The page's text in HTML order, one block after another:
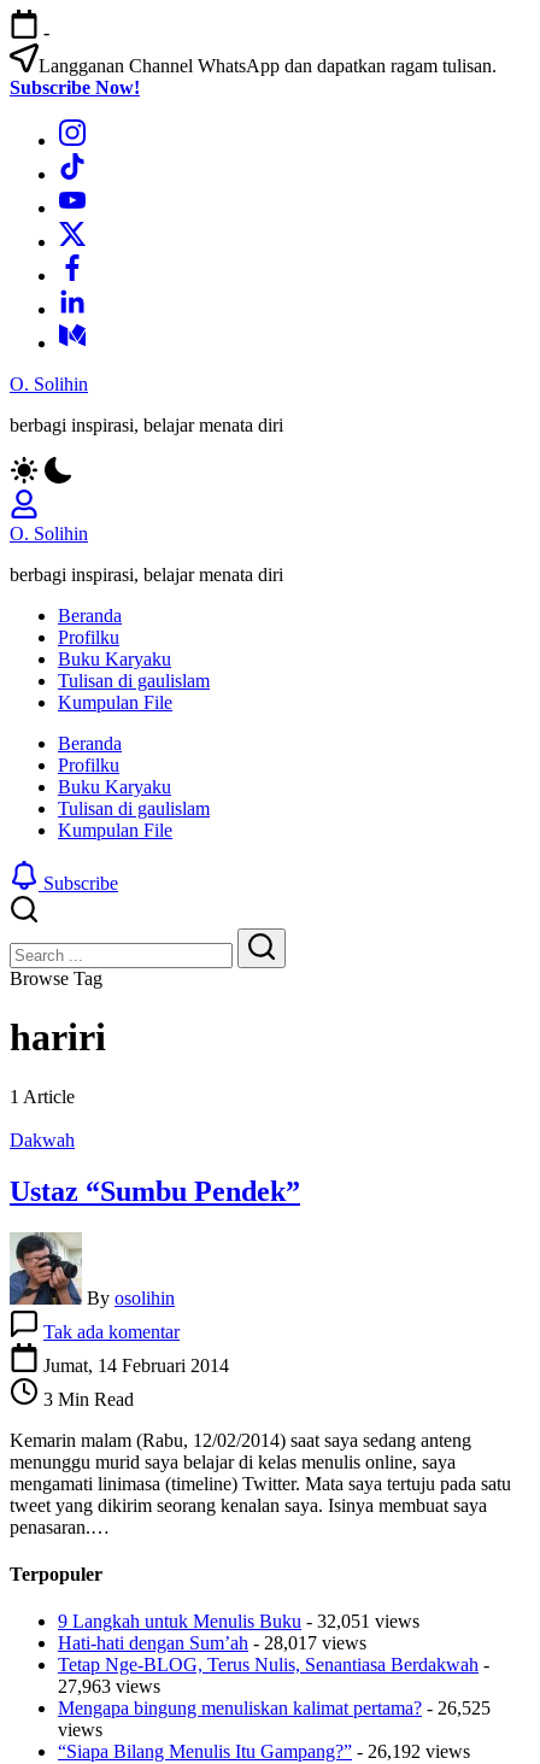
Skip
to
content
-
Langganan Channel WhatsApp dan dapatkan ragam tulisan.
Subscribe Now!
Bagian
Menu
Bagian
Menu
Bagian
Bagian
Menu
Bagian
Menu
Bagian
Menu
Bagian
Menu
O. Solihin
berbagi inspirasi, belajar menata diri
O. Solihin
berbagi inspirasi, belajar menata diri
Beranda
Profilku
Buku Karyaku
Tulisan di gaulislam
Kumpulan File
Beranda
Profilku
Buku Karyaku
Tulisan di gaulislam
Kumpulan File
Subscribe
Search
Search
Browse Tag
hariri
1 Article
Dakwah
Ustaz “Sumbu Pendek”
By osolihin
Tak ada komentarUstaz
“Sumbu
Jumat, 14 Februari 2014
3 Min Read
Kemarin malam (Rabu, 12/02/2014) saat saya sedang anteng
menunggu murid saya belajar di kelas menulis online, saya
mengamati linimasa (timeline) Twitter. Mata saya tertuju pada satu
tweet yang dikirim seorang kenalan saya. Isinya membuat saya
penasaran.…
Terpopuler
9 Langkah untuk Menulis Buku - 32,051 views
Hati-hati dengan Sum’ah - 28,017 views
Tetap Nge-BLOG, Terus Nulis, Senantiasa Berdakwah -
27,963 views
Mengapa bingung menuliskan kalimat pertama? - 26,525
views
“Siapa Bilang Menulis Itu Gampang?” - 26,192 views